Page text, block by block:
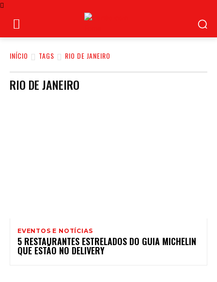
INÍCIO TAGS RIO DE JANEIRO
RIO DE JANEIRO
EVENTOS E NOTÍCIAS
5 RESTAURANTES ESTRELADOS DO GUIA MICHELIN
QUE ESTÃO NO DELIVERY